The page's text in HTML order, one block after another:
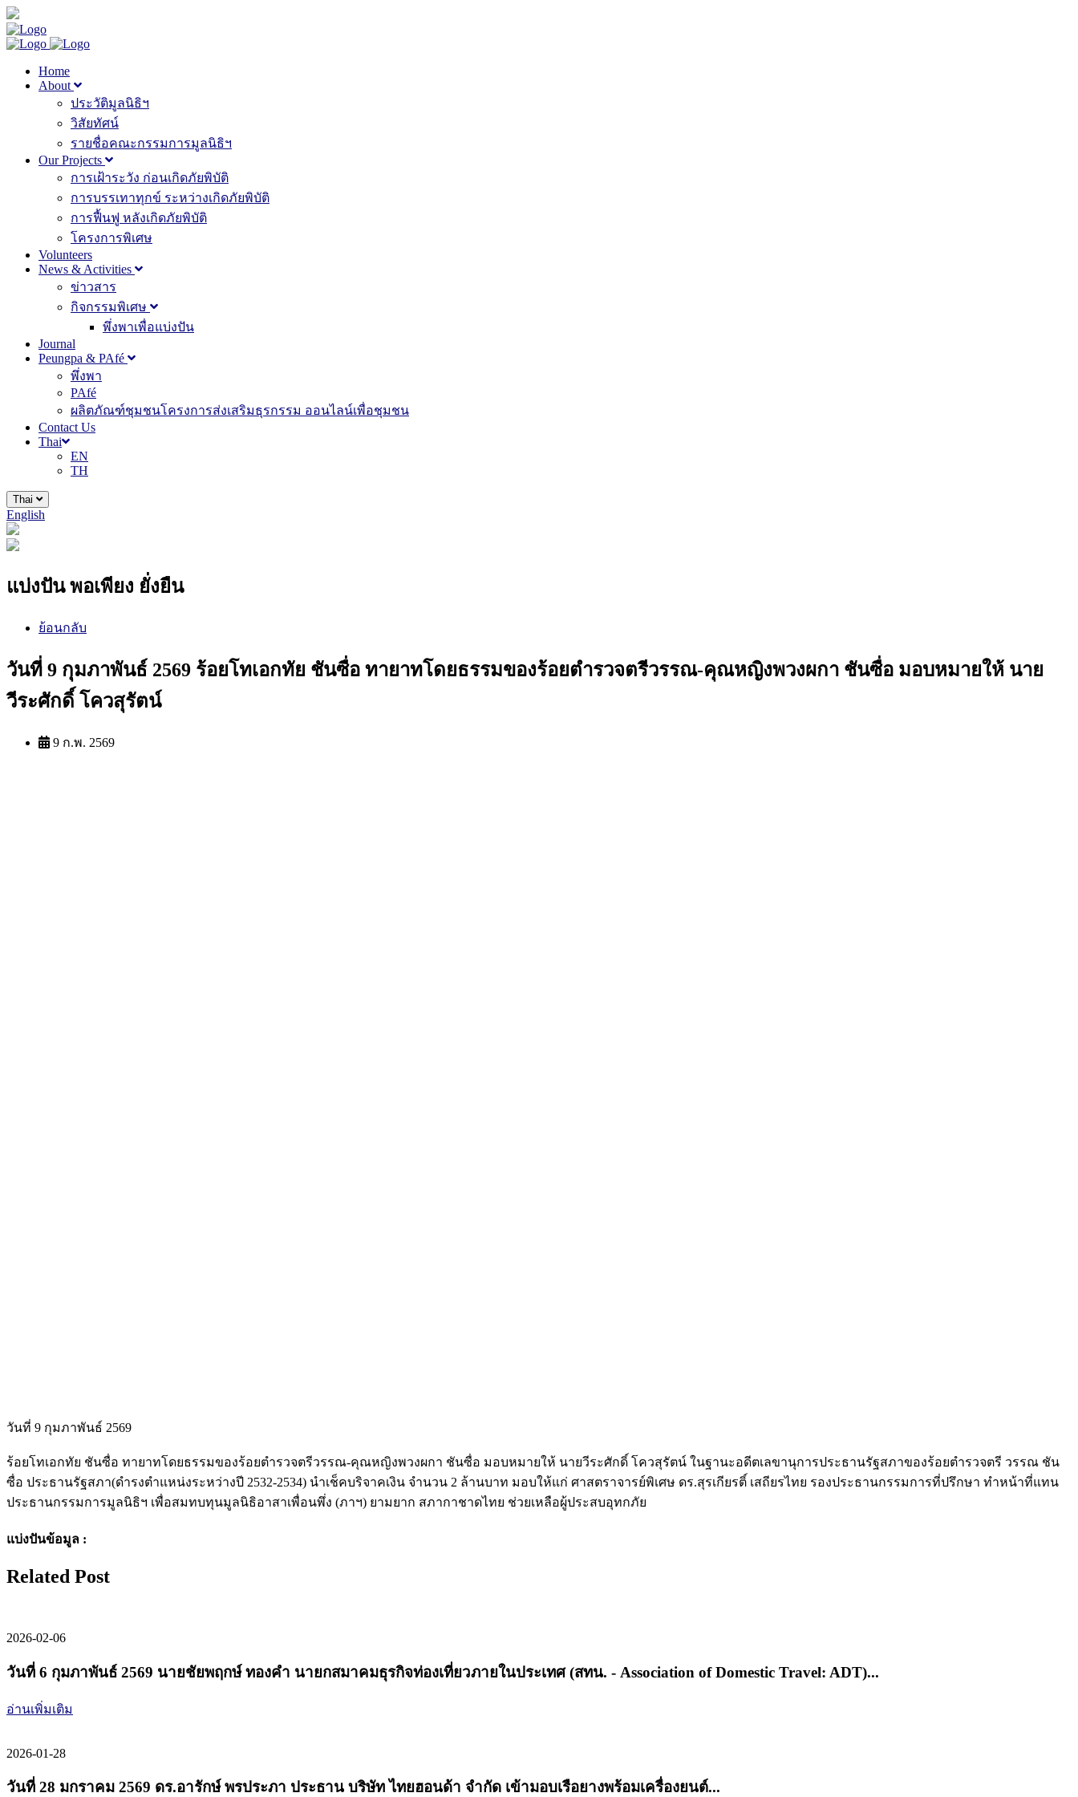
Home
About
ประวัติมูลนิธิฯ
วิสัยทัศน์
รายชื่อคณะกรรมการมูลนิธิฯ
Our Projects
การเฝ้าระวัง ก่อนเกิดภัยพิบัติ
การบรรเทาทุกข์ ระหว่างเกิดภัยพิบัติ
การฟื้นฟู หลังเกิดภัยพิบัติ
โครงการพิเศษ
Volunteers
News & Activities
ข่าวสาร
กิจกรรมพิเศษ
พึ่งพาเพื่อแบ่งปัน
Journal
Peungpa & PAfé
พึ่งพา
PAfé
ผลิตภัณฑ์ชุมชนโครงการส่งเสริมธุรกรรม ออนไลน์เพื่อชุมชน
Contact Us
Thai
EN
TH
Thai
English
แบ่งปัน พอเพียง ยั่งยืน
ย้อนกลับ
วันที่ 9 กุมภาพันธ์ 2569 ร้อยโทเอกทัย ชันซื่อ ทายาทโดยธรรมของร้อยตำรวจตรีวรรณ-คุณหญิงพวงผกา ชันซื่อ มอบหมายให้ นาย
วีระศักดิ์ โควสุรัตน์
9 ก.พ. 2569
วันที่ 9 กุมภาพันธ์ 2569
ร้อยโทเอกทัย ชันซื่อ ทายาทโดยธรรมของร้อยตำรวจตรีวรรณ-คุณหญิงพวงผกา ชันซื่อ มอบหมายให้ นายวีระศักดิ์ โควสุรัตน์ ในฐานะอดีตเลขานุการประธานรัฐสภาของร้อยตำรวจตรี วรรณ ชัน
ซื่อ ประธานรัฐสภา(ดำรงตำแหน่งระหว่างปี 2532-2534) นำเช็คบริจาคเงิน จำนวน 2 ล้านบาท มอบให้แก่ ศาสตราจารย์พิเศษ ดร.สุรเกียรติ์ เสถียรไทย รองประธานกรรมการที่ปรึกษา ทำหน้าที่แทน
ประธานกรรมการมูลนิธิฯ เพื่อสมทบทุนมูลนิธิอาสาเพื่อนพึ่ง (ภาฯ) ยามยาก สภากาชาดไทย ช่วยเหลือผู้ประสบอุทกภัย
แบ่งปันข้อมูล :
Related Post
2026-02-06
วันที่ 6 กุมภาพันธ์ 2569 นายชัยพฤกษ์ ทองคำ นายกสมาคมธุรกิจท่องเที่ยวภายในประเทศ (สทน. - Association of Domestic Travel: ADT)...
อ่านเพิ่มเติม
2026-01-28
วันที่ 28 มกราคม 2569 ดร.อารักษ์ พรประภา ประธาน บริษัท ไทยฮอนด้า จำกัด เข้ามอบเรือยางพร้อมเครื่องยนต์...